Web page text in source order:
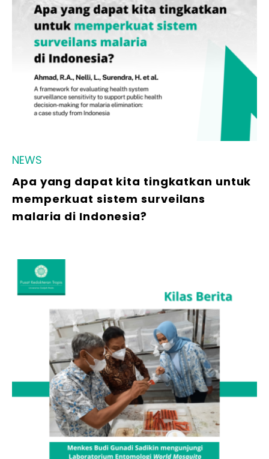
NEWS
Apa yang dapat kita tingkatkan untuk
memperkuat sistem surveilans
malaria di Indonesia?